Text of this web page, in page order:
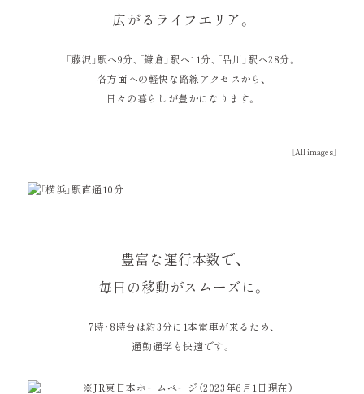
広がるライフエリア。
「藤沢」駅へ9分、「鎌倉」駅へ11分、「品川」駅へ28分。
各方面への軽快な路線アクセスから、
日々の暮らしが豊かになります。
［All images］
豊富な運行本数で、
毎日の移動がスムーズに。
7時・8時台は約3分に1本電車が来るため、
通勤通学も快適です。